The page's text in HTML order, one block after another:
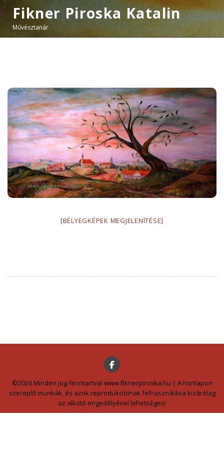
Fikner Piroska Katalin
Művésztanár
[BÉLYEGKÉPEK MEGJELENÍTÉSE]
©2026 Minden jog fenntartva! www.fiknerpiroska.hu | A honlapon
szereplő munkák, és azok reprodukcióinak felhasználása kizárólag
az alkotó engedélyével lehetséges!